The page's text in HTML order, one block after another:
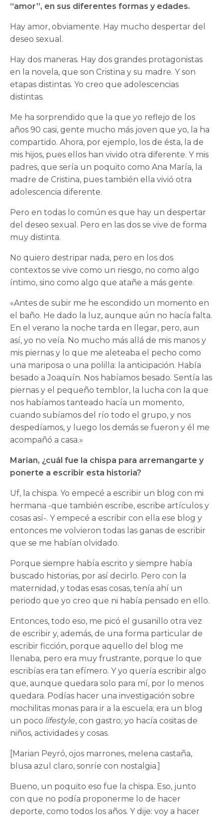
“amor”, en sus diferentes formas y edades.
Hay amor, obviamente. Hay mucho despertar del
deseo sexual.
Hay dos maneras. Hay dos grandes protagonistas
en la novela, que son Cristina y su madre. Y son
etapas distintas. Yo creo que adolescencias
distintas.
Me ha sorprendido que la que yo reflejo de los
años 90 casi, gente mucho más joven que yo, la ha
compartido. Ahora, por ejemplo, los de ésta, la de
mis hijos, pues ellos han vivido otra diferente. Y mis
padres, que sería un poquito como Ana María, la
madre de Cristina, pues también ella vivió otra
adolescencia diferente.
Pero en todas lo común es que hay un despertar
del deseo sexual. Pero en las dos se vive de forma
muy distinta.
No quiero destripar nada, pero en los dos
contextos se vive como un riesgo, no como algo
íntimo, sino como algo que atañe a más gente.
«Antes de subir me he escondido un momento en
el baño. He dado la luz, aunque aún no hacía falta.
En el verano la noche tarda en llegar, pero, aun
así, yo no veía. No mucho más allá de mis manos y
mis piernas y lo que me aleteaba el pecho como
una mariposa o una polilla: la anticipación. Había
besado a Joaquín. Nos habíamos besado. Sentía las
piernas y el pequeño temblor, la lucha con la que
nos habíamos tanteado hacía un momento,
cuando subíamos del río todo el grupo, y nos
despedíamos, y luego los demás se fueron y él me
acompañó a casa.»
Marian, ¿cuál fue la chispa para arremangarte y
ponerte a escribir esta historia?
Uf, la chispa. Yo empecé a escribir un blog con mi
hermana -que también escribe, escribe artículos y
cosas así-. Y empecé a escribir con ella ese blog y
entonces me volvieron todas las ganas de escribir
que se me habían olvidado.
Porque siempre había escrito y siempre había
buscado historias, por así decirlo. Pero con la
maternidad, y todas esas cosas, tenía ahí un
periodo que yo creo que ni había pensado en ello.
Entonces, todo eso, me picó el gusanillo otra vez
de escribir y, además, de una forma particular de
escribir ficción, porque aquello del blog me
llenaba, pero era muy frustrante, porque lo que
escribías era tan efímero. Y yo quería escribir algo
que, aunque quedara solo para mí, por lo menos
quedara. Podías hacer una investigación sobre
mochilitas monas para ir a la escuela; era un blog
un poco lifestyle, con gastro; yo hacía cositas de
niños, actividades y cosas.
[Marian Peyró, ojos marrones, melena castaña,
blusa azul claro, sonríe con nostalgia.]
Bueno, un poquito eso fue la chispa. Eso, junto
con que no podía proponerme lo de hacer
deporte, como todos los años. Y dije: voy a hacer